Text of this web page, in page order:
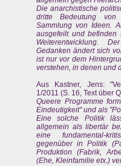
Die anarchistische
dritte Bedeutung von
Sammlung von Ideen.
ausgefeilt und
Weiterentwicklung.
Gedanken ändert sich
ist nur vor dem
verstehen, in denen und
Aus Kastner, Jens:
1/2011 (S. 16, Text über
Queere Programme
Eindeutigkeit" und als
Eine solche Politik
allgemein als libertär
eine fundamental-
gegenüber in Politik
Produktion (Fabrik,
(Ehe, Kleinfamilie etx.)